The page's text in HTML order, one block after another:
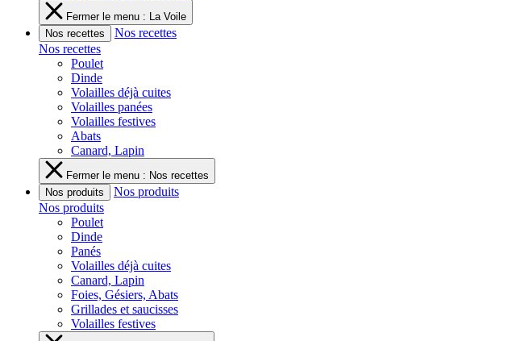
Fermer le menu : La Voile
Nos recettes
Nos recettes
Nos recettes
Poulet
Dinde
Volailles déjà cuites
Volailles panées
Volailles festives
Abats
Canard, Lapin
Fermer le menu : Nos recettes
Nos produits
Nos produits
Nos produits
Poulet
Dinde
Panés
Volailles déjà cuites
Canard, Lapin
Foies, Gésiers, Abats
Grillades et saucisses
Volailles festives